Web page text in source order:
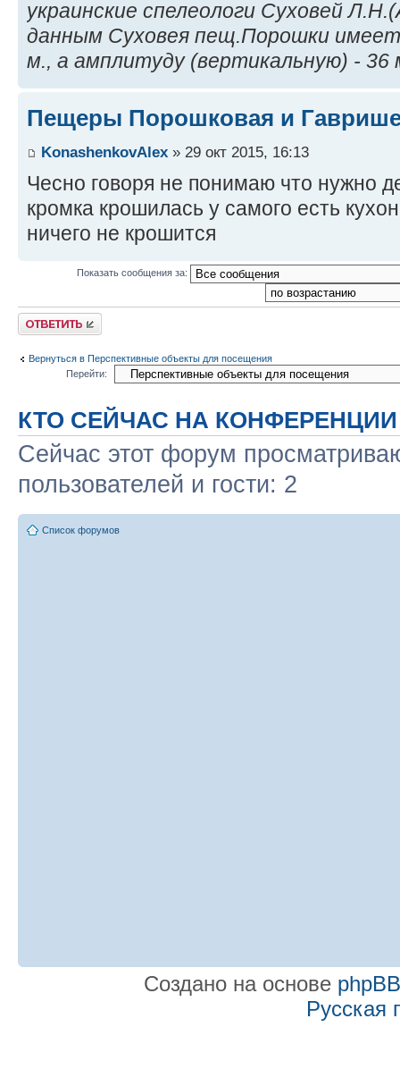
украинские спелеологи Суховей
данным Суховея пещ.Порошки
м., а амплитуду (вертикальную) - 36
Пещеры Порошковая и
KonashenkovAlex » 29 окт 2015, 16:13
Чесно говоря не понимаю что нужно
кромка крошилась у самого есть
ничего не крошится
Показать сообщения за:
Ответить
Вернуться в Перспективные объекты для посещения
Перейти:
КТО СЕЙЧАС НА КОНФЕРЕНЦИИ
Сейчас этот форум
пользователей и гости: 2
Список форумов
Создано на основе phpBB
Русская